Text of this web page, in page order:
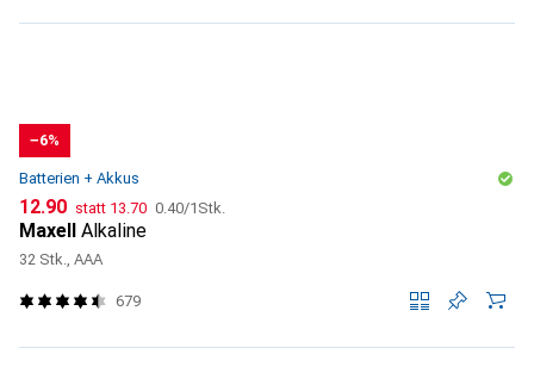
−6%
Batterien + Akkus
CHF
12.90 statt CHF
13.70 CHF
0.40/1Stk.
Maxell Alkaline
32 Stk., AAA
679